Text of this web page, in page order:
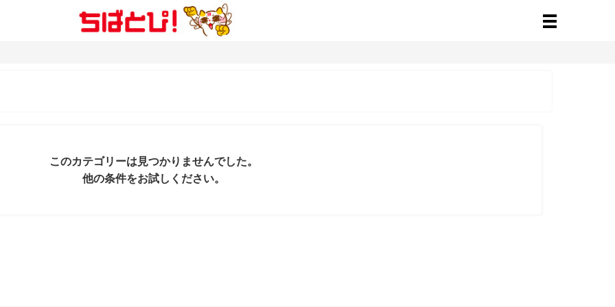
このカテゴリーは見つかりませんでした。
他の条件をお試しください。